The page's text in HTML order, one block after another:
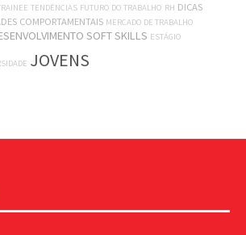
TENDÊNCIAS FUTURO DO TRABALHO RH DICAS
COMPORTAMENTAIS MERCADO DE TRABALHO
SOFT SKILLS ESTÁGIO
JOVENS